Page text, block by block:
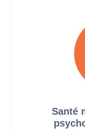
Santé